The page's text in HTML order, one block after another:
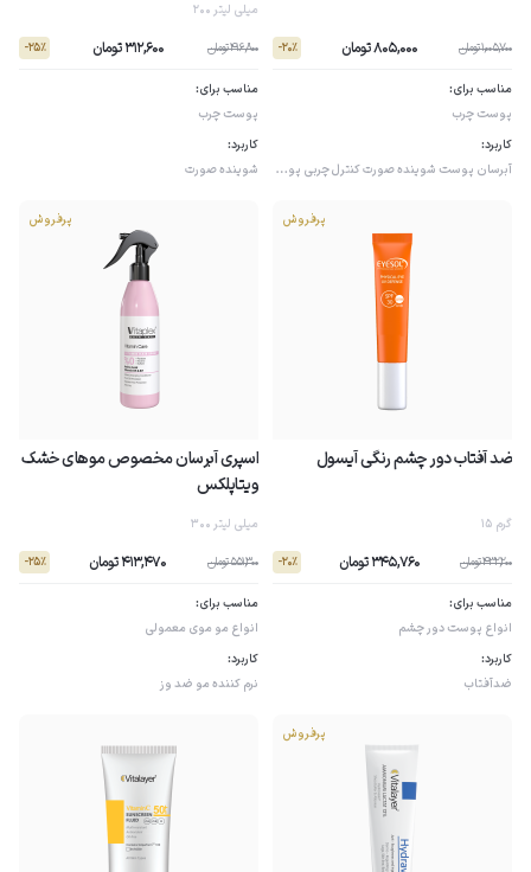
1,005,700 تومان 805,000 تومان - 20٪
مناسب برای:
پوست چرب
کاربرد:
آبرسان پوست شوینده صورتکنترل چربی پوست
200 میلی لیتر
416,800 تومان 312,600 تومان - 25٪
مناسب برای:
پوست چرب
کاربرد:
شوینده صورت
ضد آفتاب دور چشم رنگی آیسول
15 گرم
432,200 تومان 345,760 تومان - 20٪
مناسب برای:
انواع پوست دور چشم
کاربرد:
ضدآفتاب
پرفروش
اسپری آبرسان مخصوص موهای خشک
ویتاپلکس
300 میلی لیتر
551,300 تومان 413,470 تومان - 25٪
مناسب برای:
انواع مو موی معمولی
کاربرد:
نرم کننده مو ضد وز
پرفروش
پرفروش